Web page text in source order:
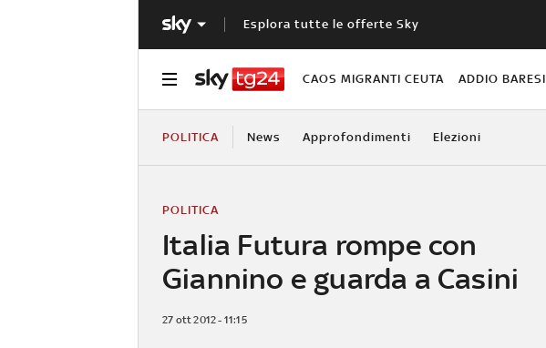
Esplora tutte le offerte Sky
CAOS MIGRANTI CEUTA ADDIO BARESI
POLITICA News Approfondimenti Elezioni
Italia Futura rompe con
Giannino e guarda a Casini
POLITICA
27 ott 2012 - 11:15